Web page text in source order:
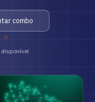
combo
disponível